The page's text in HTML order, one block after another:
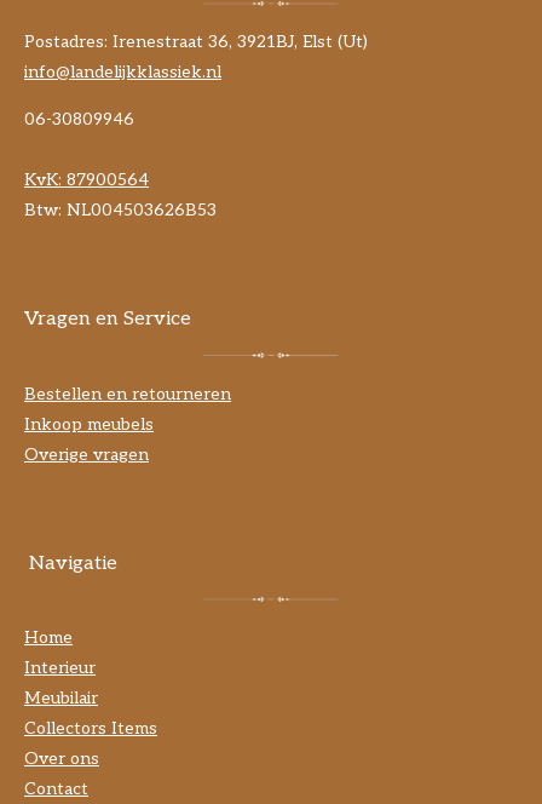
Postadres: Irenestraat 36, 3921BJ, Elst (Ut)
info@landelijkklassiek.nl
06-30809946
KvK: 87900564
Btw: NL004503626B53
Vragen en Service
Bestellen en retourneren
Inkoop meubels
Overige vragen
Navigatie
Home
Interieur
Meubilair
Collectors Items
Over ons
Contact